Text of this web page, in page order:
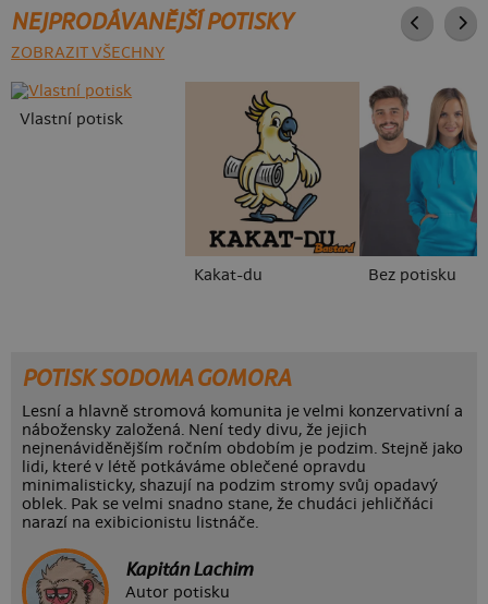
NEJPRODÁVANĚJŠÍ POTISKY
ZOBRAZIT VŠECHNY
Vlastní potisk
Kakat-du Bez potisku
POTISK SODOMA GOMORA
Lesní a hlavně stromová komunita je velmi konzervativní a
nábožensky založená. Není tedy divu, že jejich
nejnenáviděnějším ročním obdobím je podzim. Stejně jako
lidi, které v létě potkáváme oblečené opravdu
minimalisticky, shazují na podzim stromy svůj opadavý
oblek. Pak se velmi snadno stane, že chudáci jehličňáci
narazí na exibicionistu listnáče.
Kapitán Lachim
Autor potisku